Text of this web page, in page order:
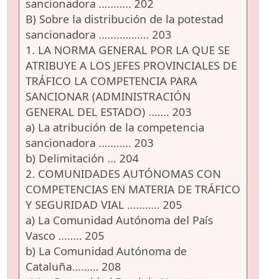
sancionadora ........... 202
B) Sobre la distribución de la potestad
sancionadora ................. 203
1. LA NORMA GENERAL POR LA QUE SE
ATRIBUYE A LOS JEFES PROVINCIALES DE
TRÁFICO LA COMPETENCIA PARA
SANCIONAR (ADMINISTRACIÓN
GENERAL DEL ESTADO) ....... 203
a) La atribución de la competencia
sancionadora ........... 203
b) Delimitación ... 204
2. COMUNIDADES AUTÓNOMAS CON
COMPETENCIAS EN MATERIA DE TRÁFICO
Y SEGURIDAD VIAL ........... 205
a) La Comunidad Autónoma del País
Vasco ........ 205
b) La Comunidad Autónoma de
Cataluña......... 208